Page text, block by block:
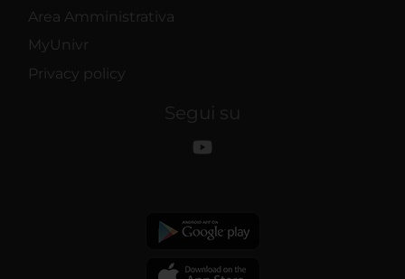
Area Amministrativa
MyUnivr
Privacy policy
Segui su